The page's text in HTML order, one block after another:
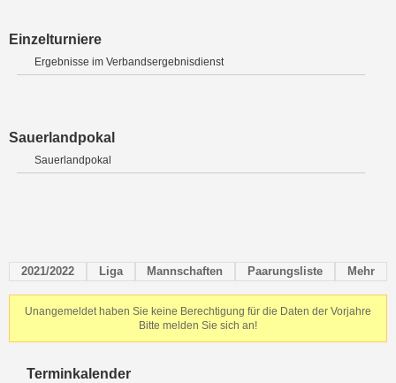
Einzelturniere
Ergebnisse im Verbandsergebnisdienst
Sauerlandpokal
Sauerlandpokal
2021/2022 Liga Mannschaften Paarungsliste Mehr
Unangemeldet haben Sie keine Berechtigung für die Daten der Vorjahre
Bitte melden Sie sich an!
Terminkalender